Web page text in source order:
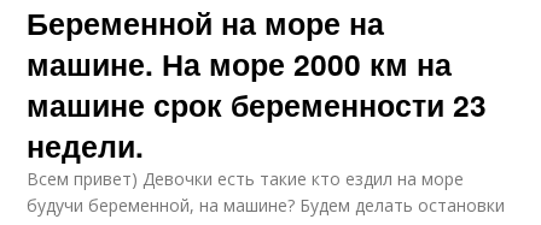
Беременной на море на
машине. На море 2000 км на
машине срок беременности 23
недели.
Всем привет) Девочки есть такие кто ездил на море
будучи беременной, на машине? Будем делать остановки